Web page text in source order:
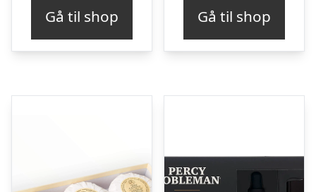
Gå til shop Gå til shop